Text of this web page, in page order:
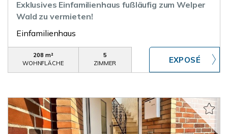
Exklusives Einfamilienhaus fußläufig zum Welper
Wald zu vermieten!
Einfamilienhaus
208 m²
WOHNFLÄCHE
5
ZIMMER